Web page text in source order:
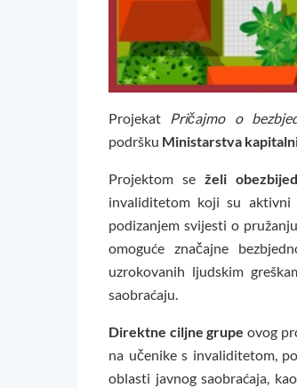
Projekat Pričajmo o
podršku Ministarstva
Projektom seželi
invaliditetom koji su
podizanjem svijesti o
omoguće značajne
uzrokovanih ljudskim
saobraćaju.
Direktne ciljne grupe ovog
na učenike s invaliditetom,
oblasti javnog saobraćaja,